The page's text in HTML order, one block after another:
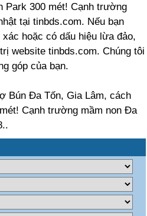
Park 300 mét! Cạnh trường
tại tinbds.com. Nếu bạn
hoặc có dấu hiệu lừa đảo,
website tinbds.com. Chúng tôi
góp của bạn.
Bún Đa Tốn, Gia Lâm, cách
Cạnh trường mầm non Đa